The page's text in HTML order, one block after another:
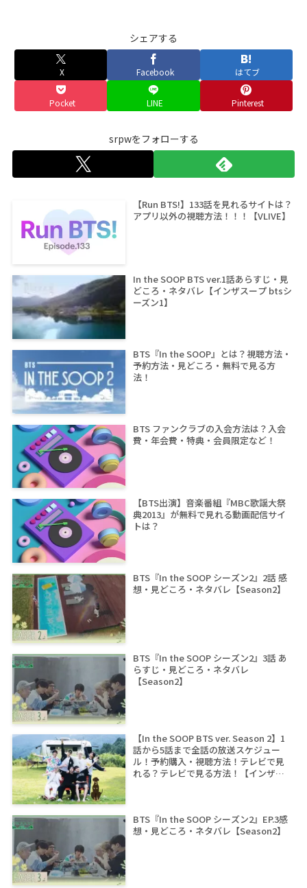
シェアする
X Facebook はてブ
Pocket LINE Pinterest
srpwをフォローする
【Run BTS!】133話を見れるサイトは？
アプリ以外の視聴方法！！！【VLIVE】
In the SOOP BTS ver.1話あらすじ・見
どころ・ネタバレ【インザスープ btsシ
ーズン1】
BTS『In the SOOP』とは？視聴方法・
予約方法・見どころ・無料で見る方
法！
BTS ファンクラブの入会方法は？入会
費・年会費・特典・会員限定など！
【BTS出演】音楽番組『MBC歌謡大祭
典2013』が無料で見れる動画配信サイ
トは？
BTS『In the SOOP シーズン2』2話 感
想・見どころ・ネタバレ【Season2】
BTS『In the SOOP シーズン2』3話 あ
らすじ・見どころ・ネタバレ
【Season2】
【In the SOOP BTS ver. Season 2】1
話から5話まで全話の放送スケジュー
ル！予約購入・視聴方法！テレビで見
れる？テレビで見る方法！【インザス
BTS『In the SOOP シーズン2』EP.3感
想・見どころ・ネタバレ【Season2】